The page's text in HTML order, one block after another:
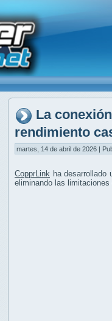
La
rendimiento
martes, 14 de abril de 2026 |
CopprLink ha desarrollado
eliminando las limitaciones